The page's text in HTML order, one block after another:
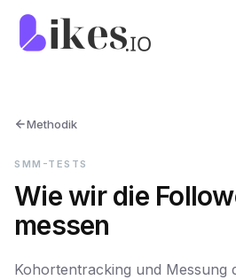
Zum Inhalt springen
Methodik
SMM-TESTS
Wie wir die
messen
Kohortentracking und Messung